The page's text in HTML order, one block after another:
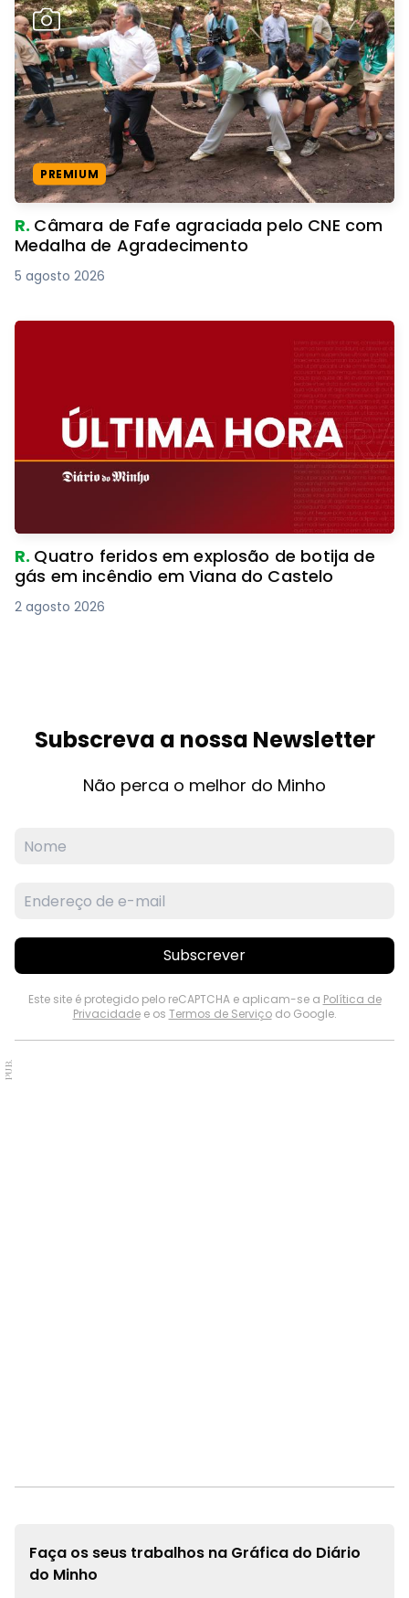
PREMIUM
R. Câmara de Fafe agraciada pelo CNE com
Medalha de Agradecimento
5 agosto 2026
R. Quatro feridos em explosão de botija de
gás em incêndio em Viana do Castelo
2 agosto 2026
Subscreva a nossa Newsletter
Não perca o melhor do Minho
Subscrever
Este site é protegido pelo reCAPTCHA e aplicam-se a Política de
Privacidadee os Termos de Serviçodo Google.
PUB.
Faça os seus trabalhos na Gráfica do Diário
do Minho